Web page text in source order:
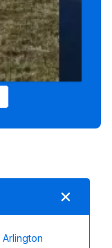
Arlington